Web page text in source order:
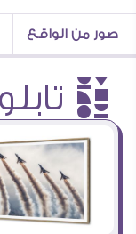
صور من الواقع
è تابلوهات